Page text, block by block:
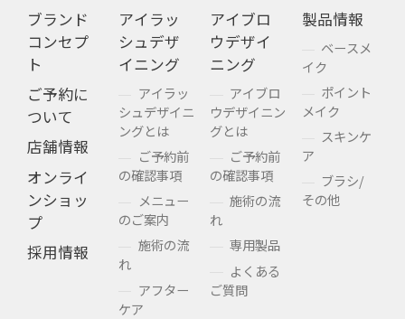
ブランド
コンセプ
ト
ご予約に
ついて
店舗情報
オンライ
ンショッ
プ
採用情報
アイラッ
シュデザ
イニング
アイラッ
シュデザイニ
ングとは
ご予約前
の確認事項
メニュー
のご案内
施術の流
れ
アフター
ケア
アイブロ
ウデザイ
ニング
アイブロ
ウデザイニン
グとは
ご予約前
の確認事項
施術の流
れ
専用製品
よくある
ご質問
製品情報
ベースメ
イク
ポイント
メイク
スキンケ
ア
ブラシ/
その他